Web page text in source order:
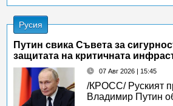
Русия
Путин свика Съвета за
защитата на критичната
07 Авг 2026 | 15:45
/КРОСС/ Руският
Владимир Путин